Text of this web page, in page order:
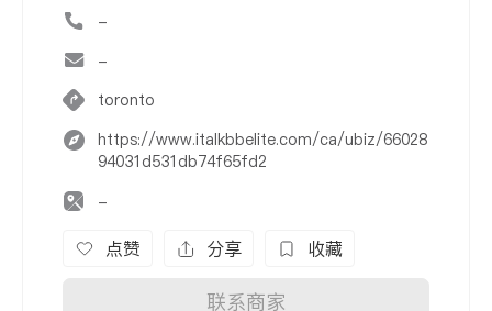
-
-
toronto
https://www.italkbbelite.com/ca/ubiz/66028
94031d531db74f65fd2
-
点赞 分享 收藏
联系商家